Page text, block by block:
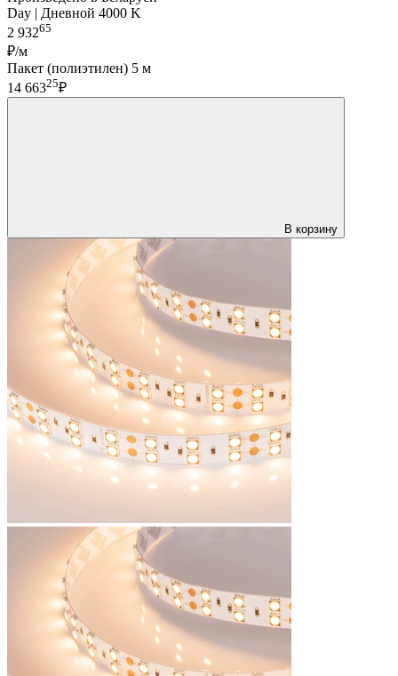
Day | Дневной 4000 K
2 93265
₽/м
Пакет (полиэтилен) 5 м
14 66325₽
В корзину